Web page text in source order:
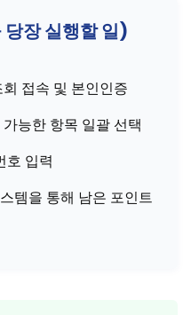
장 실행할 일)
접속 및 본인인증
능한 항목 일괄 선택
호 입력
템을 통해 남은 포인트